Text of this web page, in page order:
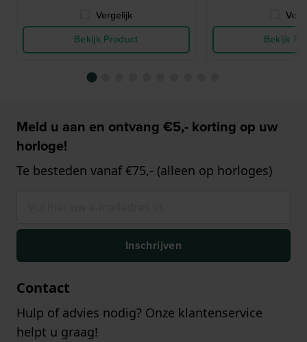
Vergelijk
Bekijk Product
Bekijk
Meld u aan en ontvang €5,- korting op uw
horloge!
Te besteden vanaf €75,- (alleen op horloges)
Inschrijven
Contact
Hulp of advies nodig? Onze klantenservice
helpt u graag!